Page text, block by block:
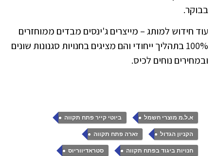
בבוקר.
עוד חידוש למותג – מייצרים ג'ינסים מבדים ממוחזרים
100% בתהליך ייחודי והם מציגים בחנויות סגנונות שונים
ובמחירים נוחים לכיס.
א.ל.מ מוצרי חשמל , ביוטי קייר פתח תקווה ,
הקניון הגדול , זארה פתח תקווה ,
חנויות ביגוד בפתח תקווה , סטראדיווריוס